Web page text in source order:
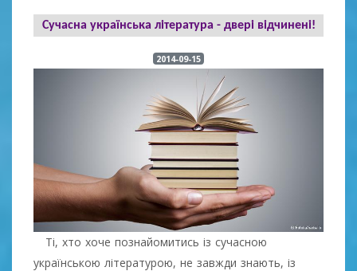
Сучасна українська література - двері відчинені!
2014-09-15
Ті, хто хоче познайомитись із сучасною
українською літературою, не завжди знають, із